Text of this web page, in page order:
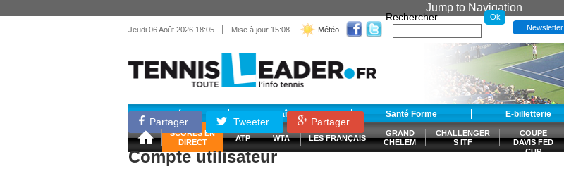
Jump to Navigation
Jeudi 06 Août 2026 18:05 | Mise à jour 15:08 Météo
Rechercher
Newsletter
Matériel Entraînement Santé Forme E-billetterie
SCORES EN
DIRECT
ATP WTA LES FRANÇAIS
GRAND
CHELEM
CHALLENGER
S ITF
COUPE
DAVIS FED
CUP
Partager Tweeter Partager
Compte utilisateur